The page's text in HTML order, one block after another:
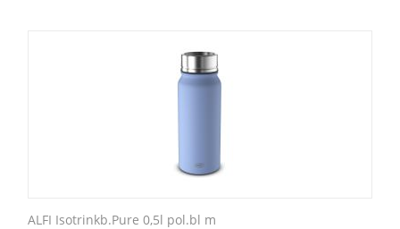
ALFI Isotrinkb.Pure 0,5l pol.bl m